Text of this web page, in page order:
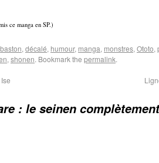
ce manga en SP.)
baston, décalé, humour, manga, monstres, Ototo,
, shonen. Bookmark the permalink.
: le seinen